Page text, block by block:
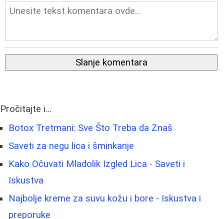
Slanje komentara
Pročitajte i...
Botox Tretmani: Sve Što Treba da Znaš
Saveti za negu lica i šminkanje
Kako Očuvati Mladolik Izgled Lica - Saveti i
Iskustva
Najbolje kreme za suvu kožu i bore - Iskustva i
preporuke